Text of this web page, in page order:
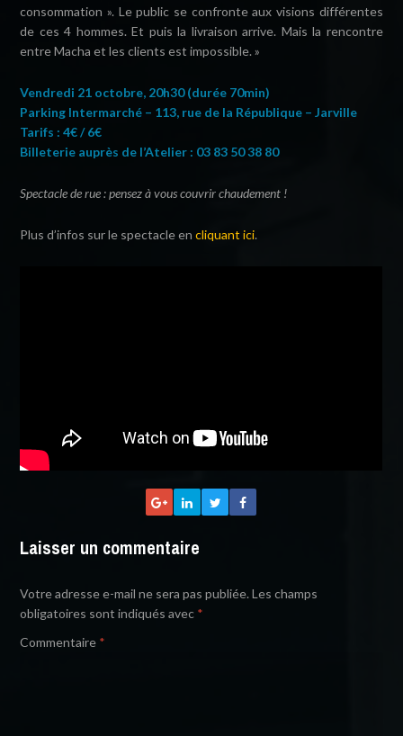
consommation ». Le public se confronte aux visions différentes
de ces 4 hommes. Et puis la livraison arrive. Mais la rencontre
entre Macha et les clients est impossible. »
Vendredi 21 octobre, 20h30 (durée 70min)
Parking Intermarché – 113, rue de la République – Jarville
Tarifs : 4€ / 6€
Billeterie auprès de l’Atelier : 03 83 50 38 80
Spectacle de rue : pensez à vous couvrir chaudement !
Plus d’infos sur le spectacle encliquant ici.
Laisser un commentaire
Votre adresse e-mail ne sera pas publiée. Les champs
obligatoires sont indiqués avec *
Commentaire *